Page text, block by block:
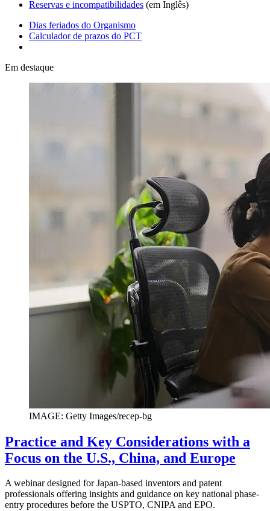
Reservas e incompatibilidades (em Inglês)​​​​​​​
Dias feriados do Organismo
Calculador de prazos do PCT
Em destaque
IMAGE: Getty Images/recep-bg
Practice and Key Considerations with a
Focus on the U.S., China, and Europe
A webinar designed for Japan-based inventors and patent
professionals offering insights and guidance on key national phase-
entry procedures before the USPTO, CNIPA and EPO.